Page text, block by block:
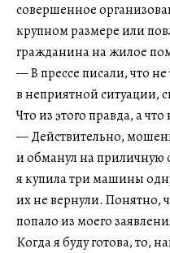
совершенное
крупном размере или
гражданина на жилое
— В прессе писали, что
в неприятной ситуации,
Что из этого правда, а что
— Действительно,
и обманул на приличную
я купила три машины
их не вернули. Понятно,
попало из моего
Когда я буду готова, то,